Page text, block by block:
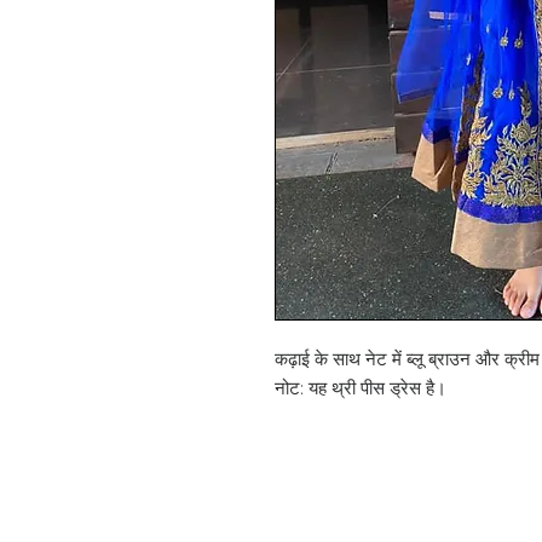
कढ़ाई के साथ नेट में ब्लू ब्राउन और
नोट: यह थ्री पीस ड्रेस है।